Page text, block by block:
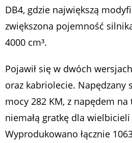
DB4, gdzie największą
zwiększona pojemność
4000 cm³.
Pojawił się w dwóch
oraz kabriolecie. Napędzany
mocy 282 KM, z napędem na
niemałą gratkę dla wielbicieli
Wyprodukowano łącznie